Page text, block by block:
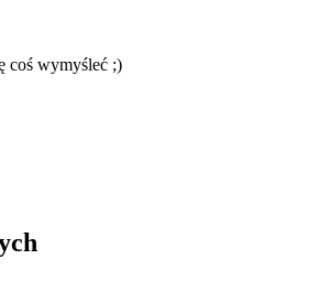
coś wymyśleć ;)